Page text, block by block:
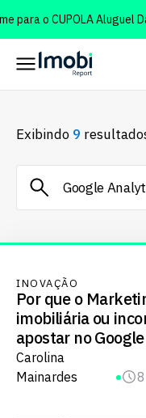
para o CUPOLA Aluguel
Exibindo 9
INOVAÇÃO
Por que o
imobiliária ou
apostar no
Carolina
Mainardes